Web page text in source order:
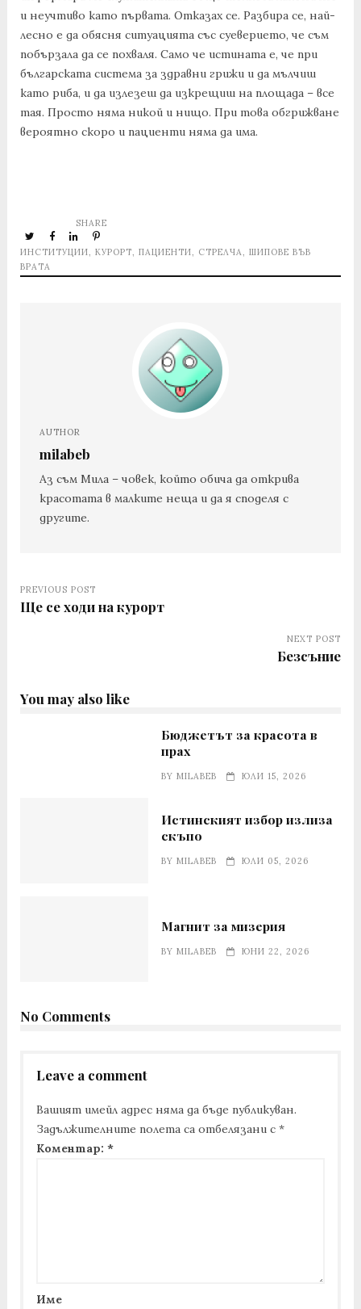
и неучтиво като първата. Отказах се. Разбира се, най-
лесно е да обясня ситуацията със суеверието, че съм
побързала да се похваля. Само че истината е, че при
българската система за здравни грижи и да мълчиш
като риба, и да излезеш да изкрещиш на площада – все
тая. Просто няма никой и нищо. При това обгрижване
вероятно скоро и пациенти няма да има.
ИНСТИТУЦИИ, КУРОРТ, ПАЦИЕНТИ, СТРЕЛЧА, ШИПОВЕ ВЪВ
ВРАТА
SHARE
AUTHOR
milabeb
Аз съм Мила – човек, който обича да открива
красотата в малките неща и да я споделя с
другите.
PREVIOUS POST
Ще се ходи на курорт
NEXT POST
Безсъние
You may also like
Бюджетът за красота в
прах
BYMILABEB ЮЛИ 15, 2026
Истинският избор излиза
скъпо
BYMILABEB ЮЛИ 05, 2026
Магнит за мизерия
BYMILABEB ЮНИ 22, 2026
No Comments
Leave a comment
Вашият имейл адрес няма да бъде публикуван.
Задължителните полета са отбелязани с *
Коментар: *
Име